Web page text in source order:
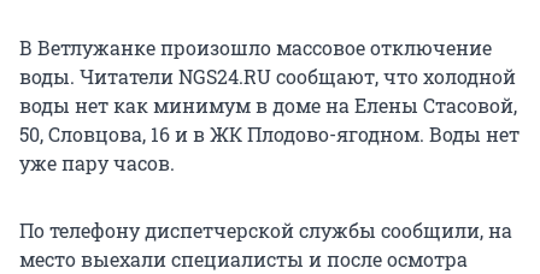
В Ветлужанке произошло массовое отключение
воды. Читатели NGS24.RU сообщают, что холодной
воды нет как минимум в доме на Елены Стасовой,
50, Словцова, 16 и в ЖК Плодово-ягодном. Воды нет
уже пару часов.
По телефону диспетчерской службы сообщили, на
место выехали специалисты и после осмотра